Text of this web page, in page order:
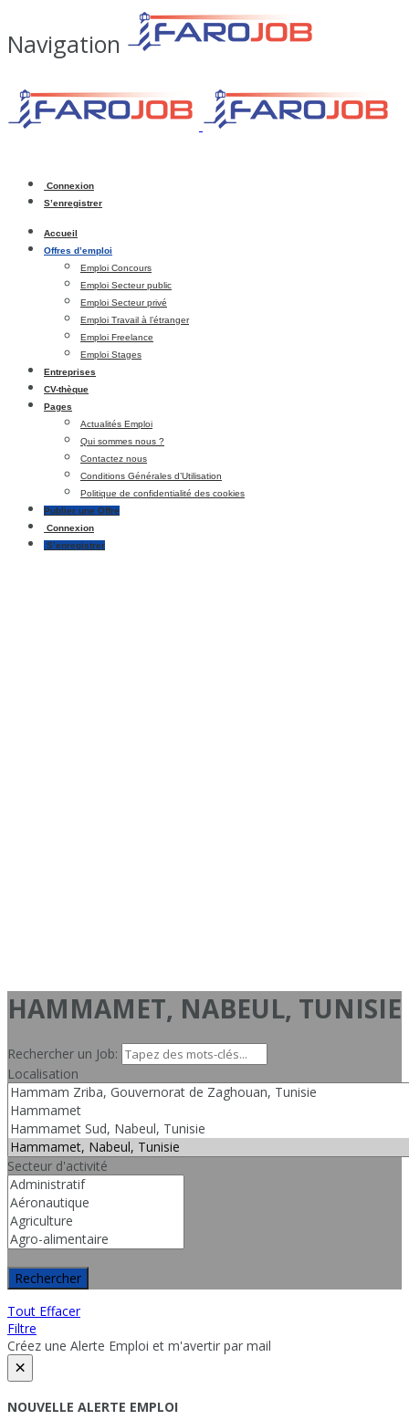
Navigation
Connexion
S’enregistrer
Accueil
Offres d’emploi
Emploi Concours
Emploi Secteur public
Emploi Secteur privé
Emploi Travail à l’étranger
Emploi Freelance
Emploi Stages
Entreprises
CV-thèque
Pages
Actualités Emploi
Qui sommes nous ?
Contactez nous
Conditions Générales d’Utilisation
Politique de confidentialité des cookies
Publier une Offre
Connexion
S’enregistrer
HAMMAMET, NABEUL, TUNISIE
Rechercher un Job:
Localisation
Secteur d'activité
Rechercher
Tout Effacer
Filtre
Créez une Alerte Emploi et m'avertir par mail
×
NOUVELLE ALERTE EMPLOI